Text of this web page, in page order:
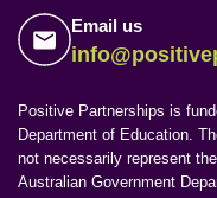
Email us
Positive Partnerships is
Department of Education.
not necessarily represent
Australian Government